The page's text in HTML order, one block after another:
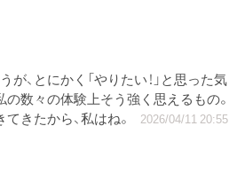
、とにかく「やりたい！」と思った気
数々の体験上そう強く思えるもの。
きたから、私はね。
2026/04/11 20:55